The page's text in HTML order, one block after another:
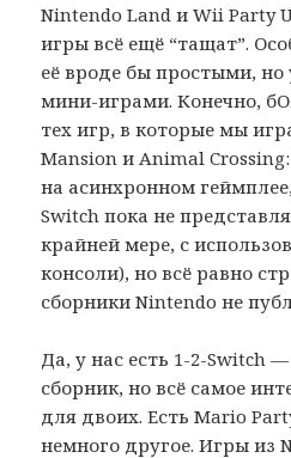
Nintendo Land и Wii Party
игры всё ещё “тащат”.
её вроде бы простыми,
мини-играми. Конечно,
тех игр, в которые мы
Mansion и Animal
на асинхронном
Switch пока не
крайней мере, с
консоли), но всё равно
сборники Nintendo не
Да, у нас есть 1-2-Switch
сборник, но всё самое
для двоих. Есть Mario
немного другое. Игры из